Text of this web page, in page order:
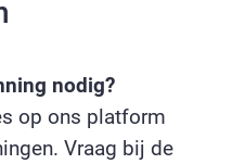
nodig?
op ons platform
Vraag bij de